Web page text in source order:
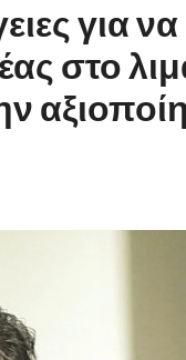
για να
στο